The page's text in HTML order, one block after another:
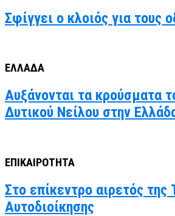
Σφίγγει ο κλοιός για τους
ΕΛΛΑΔΑ
Αυξάνονται τα κρούσματα
Δυτικού Νείλου στην
ΕΠΙΚΑΙΡΟΤΗΤΑ
Στο επίκεντρο αιρετός της
Αυτοδιοίκησης